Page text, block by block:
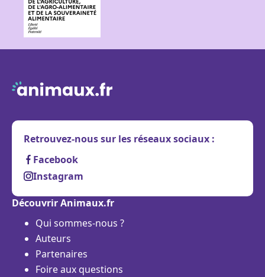
Retrouvez-nous sur les réseaux sociaux :
Facebook
Instagram
Découvrir Animaux.fr
Qui sommes-nous ?
Auteurs
Partenaires
Foire aux questions